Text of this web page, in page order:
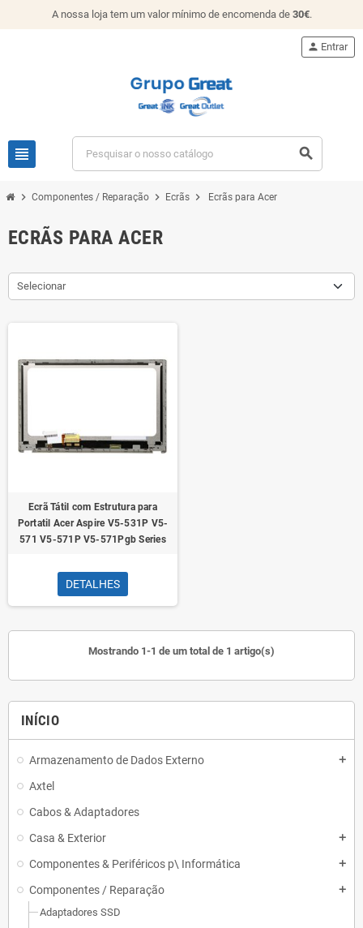
A nossa loja tem um valor mínimo de encomenda de 30€.
view_headline search
person Entrar
chevron_right Componentes / Reparação chevron_right Ecrãs chevron_right Ecrãs para Acer
INÍCIO
Armazenamento de Dados Externo add
Axtel
Cabos & Adaptadores
Casa & Exterior
add
Componentes & Periféricos p\ Informática add
Componentes / Reparação add
Adaptadores SSD
ECRÃS PARA ACER
Selecionar
Ecrã Tátil com Estrutura para
Portatil Acer Aspire V5-531P V5-
571 V5-571P V5-571Pgb Series
DETALHES
Mostrando 1-1 de um total de 1 artigo(s)